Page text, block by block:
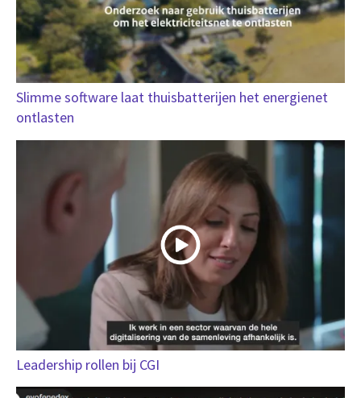
Slimme software laat thuisbatterijen het energienet
ontlasten
Leadership rollen bij CGI